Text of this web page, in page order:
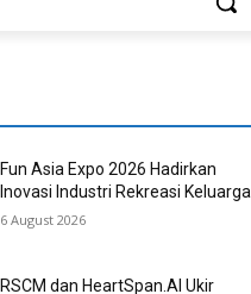
Fun Asia Expo 2026 Hadirkan
Inovasi Industri Rekreasi Keluarga
6 August 2026
RSCM dan HeartSpan.AI Ukir